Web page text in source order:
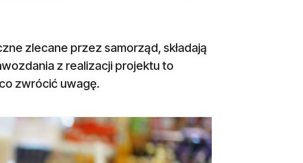
zlecane przez samorząd, składają
z realizacji projektu to
zwrócić uwagę.